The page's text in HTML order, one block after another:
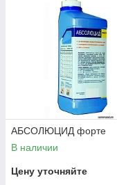
АБСОЛЮЦИД форте
В наличии
Цену уточняйте